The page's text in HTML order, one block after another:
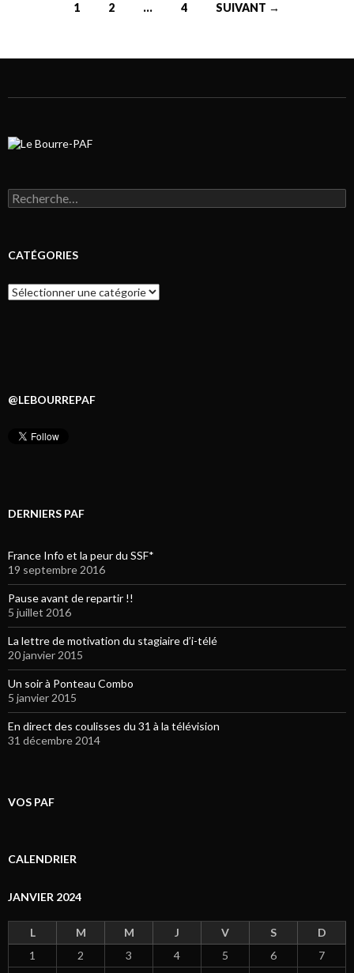
1 2 … 4 SUIVANT →
Rechercher :
CATÉGORIES
Catégories
@LEBOURREPAF
DERNIERS PAF
France Info et la peur du SSF*
19 septembre 2016
Pause avant de repartir !!
5 juillet 2016
La lettre de motivation du stagiaire d’i-télé
20 janvier 2015
Un soir à Ponteau Combo
5 janvier 2015
En direct des coulisses du 31 à la télévision
31 décembre 2014
VOS PAF
CALENDRIER
JANVIER 2024
L M M J V S
D
1
2 3 4 5 6
7